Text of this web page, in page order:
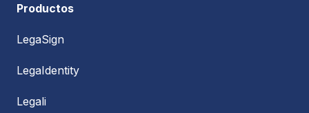
Productos
LegaSign
LegaIdentity
Legali